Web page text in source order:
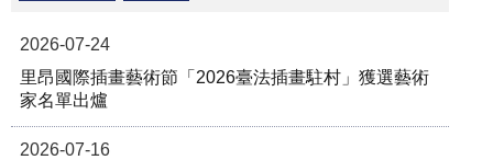
2026-07-24
里昂國際插畫藝術節「2026臺法插畫駐村」獲選藝術
家名單出爐
2026-07-16